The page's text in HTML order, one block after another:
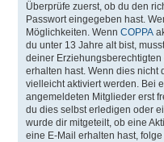
Überprüfe zuerst, ob du den
Passwort eingegeben hast.
Möglichkeiten. Wenn COPPA
du unter 13 Jahre alt bist,
deiner
erhalten hast. Wenn dies nicht
vielleicht aktiviert werden. Bei
angemeldeten Mitglieder erst
du dies selbst erledigen oder
wurde dir mitgeteilt, ob eine
eine E-Mail erhalten hast,